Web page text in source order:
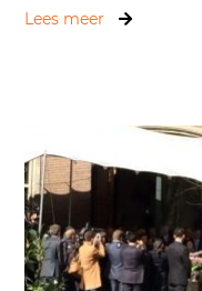
Lees meer